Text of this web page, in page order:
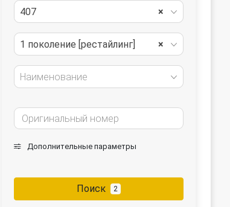
×
407
×
1 поколение [рестайлинг]
Наименование
Дополнительные параметры
Поиск 2